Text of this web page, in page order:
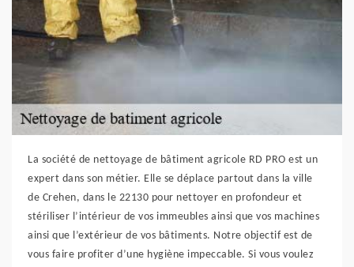
La société de nettoyage de bâtiment agricole RD PRO est un
expert dans son métier. Elle se déplace partout dans la ville
de Crehen, dans le 22130 pour nettoyer en profondeur et
stériliser l’intérieur de vos immeubles ainsi que vos machines
ainsi que l’extérieur de vos bâtiments. Notre objectif est de
vous faire profiter d’une hygiène impeccable. Si vous voulez